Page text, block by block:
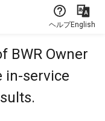
ヘルプEnglish
BWR Owner
in-service